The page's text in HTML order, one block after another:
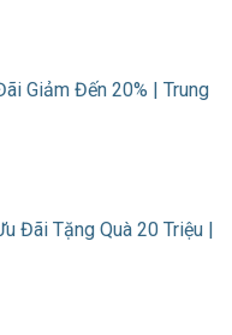
Giảm Đến 20% | Trung
Đãi Tặng Quà 20 Triệu |